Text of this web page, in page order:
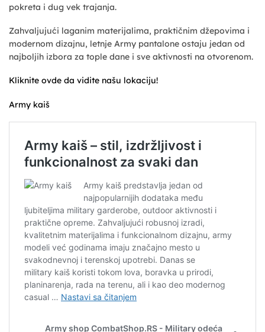
pokreta i dug vek trajanja.
Zahvaljujući laganim materijalima, praktičnim džepovima i
modernom dizajnu, letnje Army pantalone ostaju jedan od
najboljih izbora za tople dane i sve aktivnosti na otvorenom.
Kliknite ovde da vidite našu lokaciju!
Army kaiš